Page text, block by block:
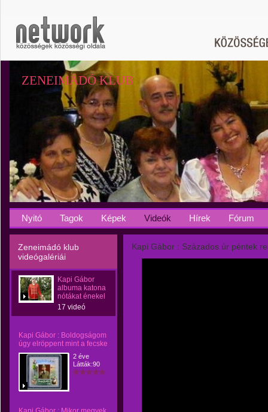
ZENEIMÁDÓ KLUB
Nyitó Tagok Képek Videók Hírek Fórum
Zeneimádó klub
videógalériái
Kapi Gábor
albuma katona
nótákat énekel
17 videó
Kapi Gábor : Boldogságom
úgy elröppent mint a fecske
2 éve
Látták:90
Kapi Gábor : Százados úr péntek